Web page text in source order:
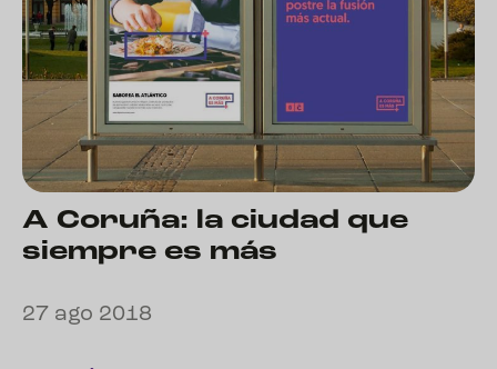
A Coruña: la ciudad que
siempre es más
27 ago 2018